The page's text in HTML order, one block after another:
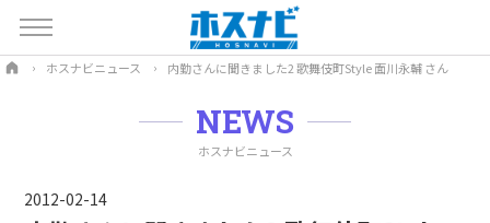
ホスナビニュース 内勤さんに聞きました2 歌舞伎町Style 面川永輔 さん
NEWS
ホスナビニュース
2012-02-14